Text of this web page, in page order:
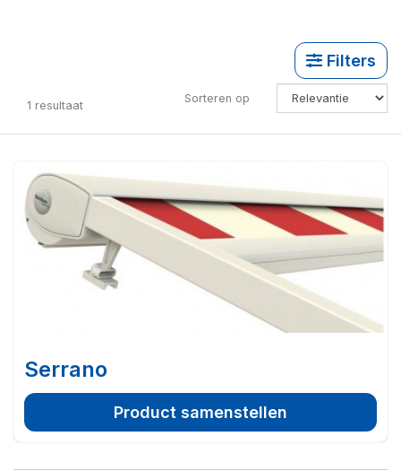
Filters
1 resultaat Sorteren op
Serrano
Product samenstellen